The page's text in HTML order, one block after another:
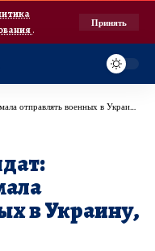
.
Принять
военных в Украину, — СМИ
в Украину,